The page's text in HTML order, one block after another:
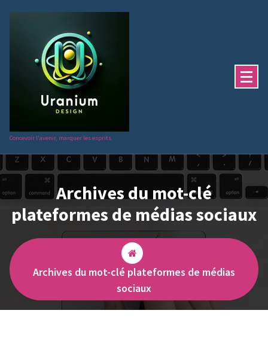
Concevoir l'avenir, marquer les esprits.
Archives du mot-clé
plateformes de médias sociaux
Archives du mot-clé plateformes de médias
sociaux